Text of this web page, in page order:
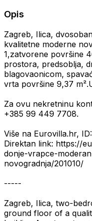
Opis
Zagreb, Ilica,
kvalitetne moderne
1,zatvorene površine
prostora, predsoblja,
blagovaonicom,
vrta površine 9,37
Za ovu nekretninu
+385 99 449 7708.
Više na Eurovilla.hr,
Direktan link: https://
donje-vrapce-
novogradnja/201010/
-----
Zagreb, Ilica, two-
ground floor of a